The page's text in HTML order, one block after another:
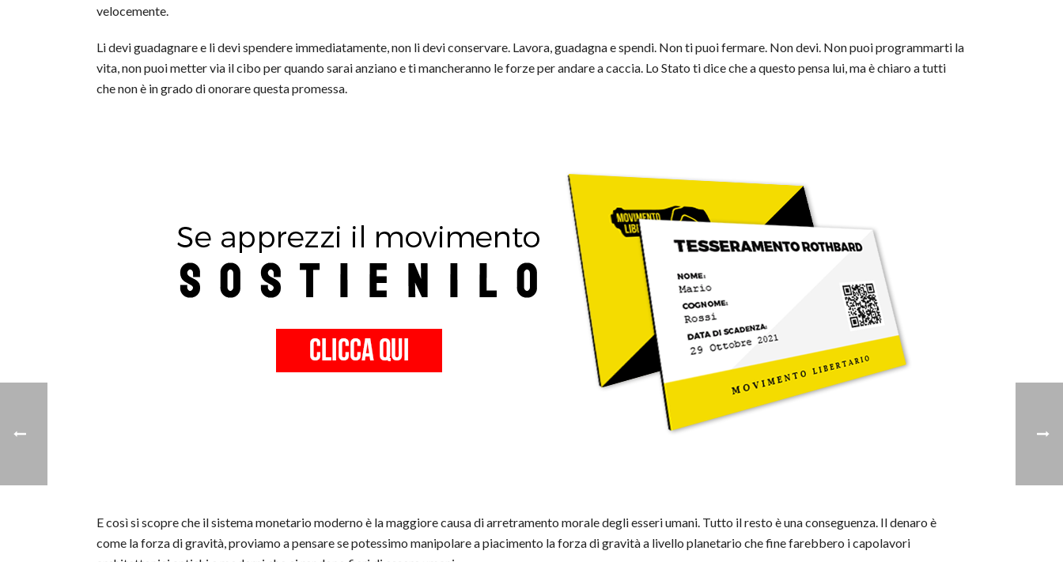
velocemente.
Li devi guadagnare e li devi spendere immediatamente, non li devi conservare. Lavora, guadagna e spendi. Non ti puoi fermare. Non devi. Non puoi programmarti la
vita, non puoi metter via il cibo per quando sarai anziano e ti mancheranno le forze per andare a caccia. Lo Stato ti dice che a questo pensa lui, ma è chiaro a tutti
che non è in grado di onorare questa promessa.
E così si scopre che il sistema monetario moderno è la maggiore causa di arretramento morale degli esseri umani. Tutto il resto è una conseguenza. Il denaro è
come la forza di gravità, proviamo a pensare se potessimo manipolare a piacimento la forza di gravità a livello planetario che fine farebbero i capolavori